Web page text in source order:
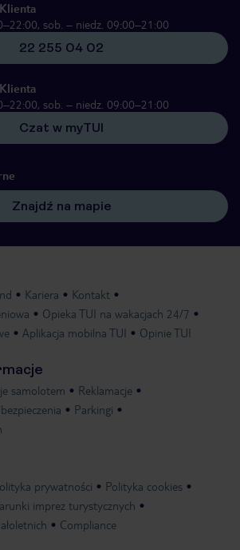
sob. – niedz. 09:00–21:00
22 255 04 02
sob. – niedz. 09:00–21:00
Czat w myTUI
Znajdź na mapie
Kariera
Kontakt
Opieka TUI na wakacjach 24/7
Aplikacja mobilna TUI Opinie TUI
samolotem
Reklamacje
Parkingi
prywatności
Polityka cookies
imprez turystycznych
Compliance